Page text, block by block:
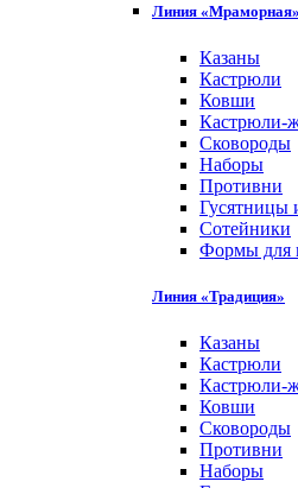
Линия «Мраморная»
Казаны
Кастрюли
Ковши
Кастрюли-
Сковороды
Наборы
Противни
Гусятницы
Сотейники
Формы для
Линия «Традиция»
Казаны
Кастрюли
Кастрюли-
Ковши
Сковороды
Противни
Наборы